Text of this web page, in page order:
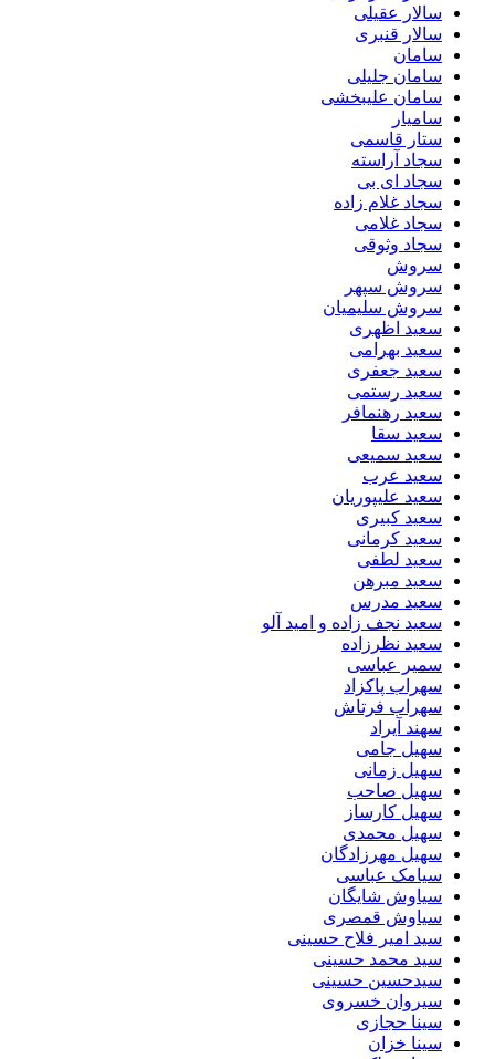
سالار عقیلی
سالار قنبری
سامان
سامان جلیلی
سامان علیبخشی
سامیار
ستار قاسمی
سجاد آراسته
سجاد ای بی
سجاد غلام زاده
سجاد غلامی
سجاد وثوقى
سروش
سروش سپهر
سروش سلیمیان
سعید اظهری
سعید بهرامی
سعید جعفری
سعید رستمی
سعید رهنمافر
سعید سقا
سعید سمیعی
سعید عرب
سعید علیپوریان
سعید کبیری
سعید کرمانی
سعید لطفی
سعید مبرهن
سعید مدرس
سعید نجف زاده و امید آلو
سعید نظرزاده
سمیر عباسی
سهراب پاکزاد
سهراب فرتاش
سهند آیراد
سهیل جامی
سهیل زمانی
سهیل صاحب
سهیل کارساز
سهیل محمدی
سهیل مهرزادگان
سیامک عباسی
سیاوش شایگان
سیاوش قمصری
سید امیر فلاح حسینی
سید محمد حسینی
سیدحسین حسینی
سیروان خسروی
سینا حجازی
سینا خزان